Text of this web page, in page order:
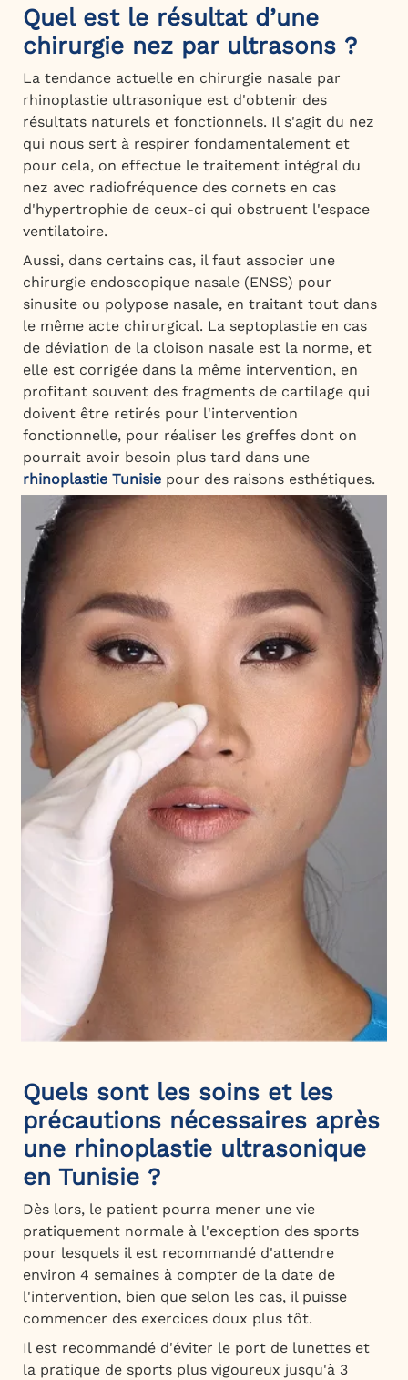
Quel est le résultat d’une
chirurgie nez par ultrasons ?
La tendance actuelle en chirurgie nasale par
rhinoplastie ultrasonique est d'obtenir des
résultats naturels et fonctionnels. Il s'agit du nez
qui nous sert à respirer fondamentalement et
pour cela, on effectue le traitement intégral du
nez avec radiofréquence des cornets en cas
d'hypertrophie de ceux-ci qui obstruent l'espace
ventilatoire.
Aussi, dans certains cas, il faut associer une
chirurgie endoscopique nasale (ENSS) pour
sinusite ou polypose nasale, en traitant tout dans
le même acte chirurgical. La septoplastie en cas
de déviation de la cloison nasale est la norme, et
elle est corrigée dans la même intervention, en
profitant souvent des fragments de cartilage qui
doivent être retirés pour l'intervention
fonctionnelle, pour réaliser les greffes dont on
pourrait avoir besoin plus tard dans une
rhinoplastie Tunisie pour des raisons esthétiques.
Quels sont les soins et les
précautions nécessaires après
une rhinoplastie ultrasonique
en Tunisie ?
Dès lors, le patient pourra mener une vie
pratiquement normale à l'exception des sports
pour lesquels il est recommandé d'attendre
environ 4 semaines à compter de la date de
l'intervention, bien que selon les cas, il puisse
commencer des exercices doux plus tôt.
Il est recommandé d'éviter le port de lunettes et
la pratique de sports plus vigoureux jusqu'à 3